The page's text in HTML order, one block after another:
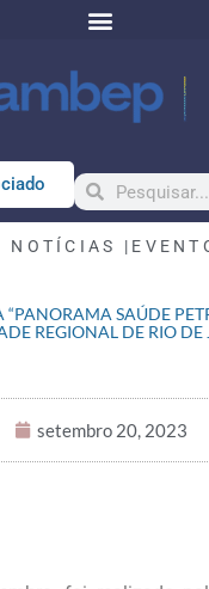
NOTÍCIAS |
“PANORAMA SAÚDE
REGIONAL DE RIO DE
setembro 20, 2023